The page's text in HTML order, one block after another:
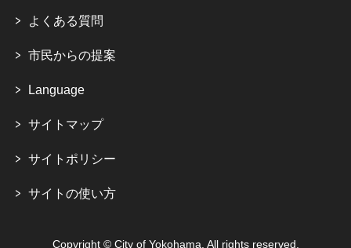
よくある質問
市民からの提案
Language
サイトマップ
サイトポリシー
サイトの使い方
Copyright © City of Yokohama. All rights reserved.